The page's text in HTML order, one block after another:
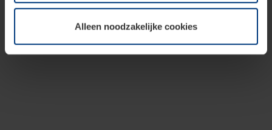
wijzigen of herroepen.Alleen noodzakelijke cookies